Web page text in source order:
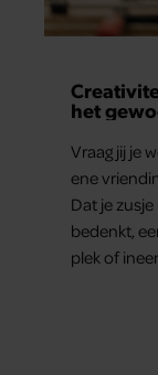
het
Vraag jij je
ene
Dat je
bedenkt,
plek of